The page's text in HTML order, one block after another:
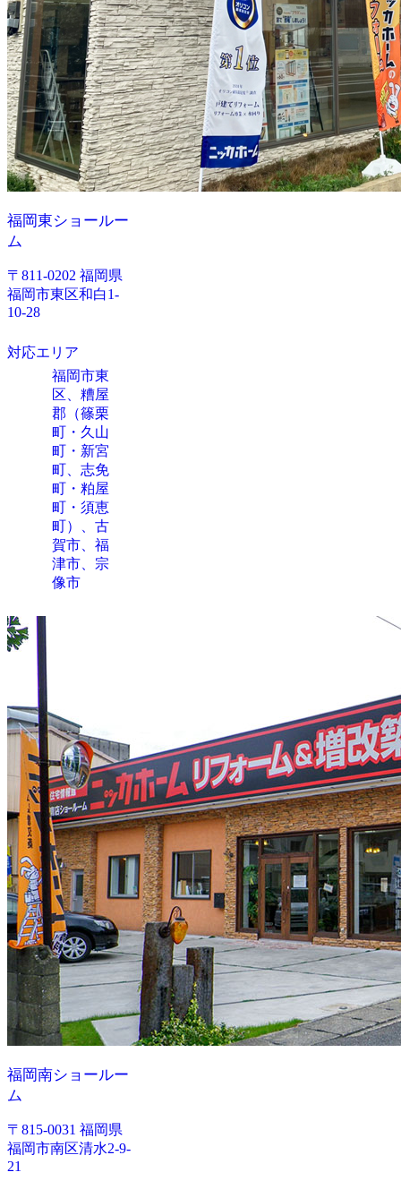
福岡東ショールー
ム
〒811-0202 福岡県
福岡市東区和白1-
10-28
対応エリア
福岡市東
区、糟屋
郡（篠栗
町・久山
町・新宮
町、志免
町・粕屋
町・須恵
町）、古
賀市、福
津市、宗
像市
福岡南ショールー
ム
〒815-0031 福岡県
福岡市南区清水2-9-
21